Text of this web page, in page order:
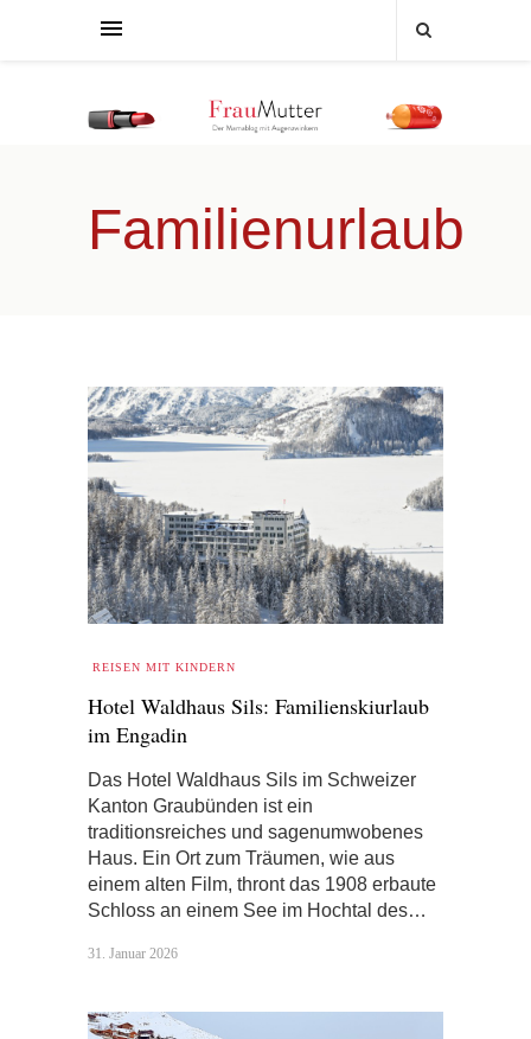
Familienurlaub
REISEN MIT KINDERN
Hotel Waldhaus Sils: Familienskiurlaub
im Engadin
Das Hotel Waldhaus Sils im Schweizer
Kanton Graubünden ist ein
traditionsreiches und sagenumwobenes
Haus. Ein Ort zum Träumen, wie aus
einem alten Film, thront das 1908 erbaute
Schloss an einem See im Hochtal des…
31. Januar 2026